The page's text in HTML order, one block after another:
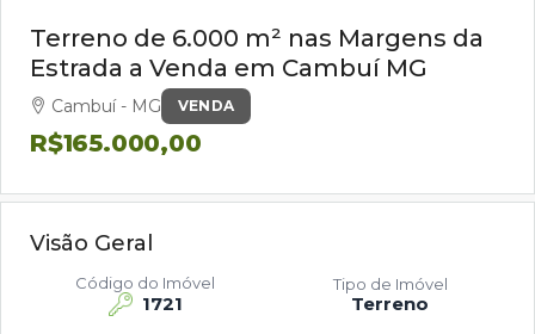
VENDA
Terreno de 6.000 m² nas Margens da
Estrada a Venda em Cambuí MG
Cambuí - MG
R$165.000,00
Visão Geral
1721
Código do Imóvel
Terreno
Tipo de Imóvel